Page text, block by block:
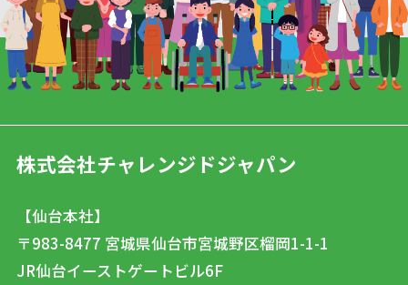
株式会社チャレンジドジャパン
【仙台本社】
〒983-8477 宮城県仙台市宮城野区榴岡1-1-1
JR仙台イーストゲートビル6F